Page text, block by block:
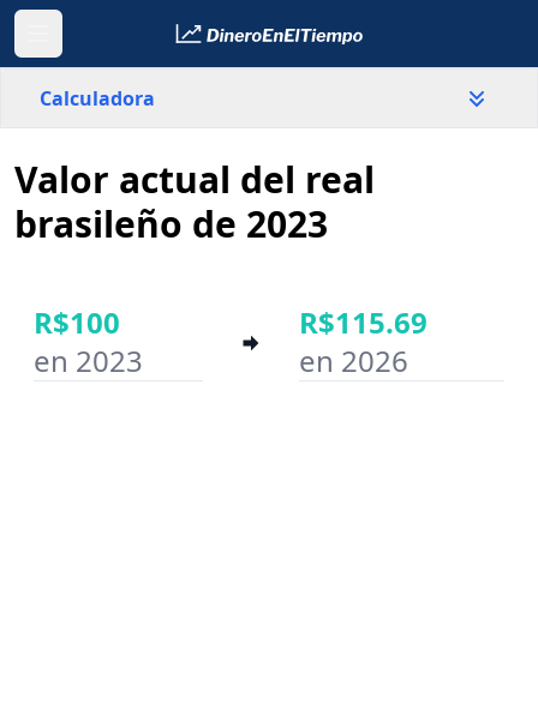
Calculadora
Brasil
País
Año inicial
Valor actual del real
brasileño de 2023
R$100
en 2023
R$115.69
en 2026